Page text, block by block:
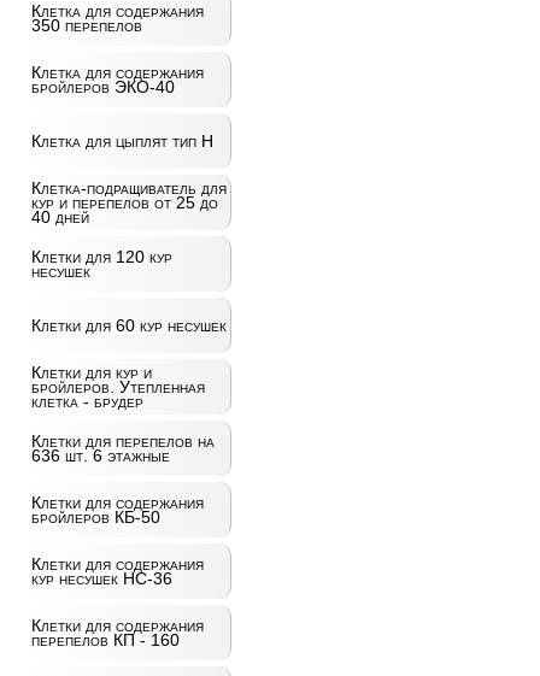
Клетка для содержания
350 перепелов
Клетка для содержания
бройлеров ЭКО-40
Клетка для цыплят тип Н
Клетка-подращиватель для
кур и перепелов от 25 до
40 дней
Клетки для 120 кур
несушек
Клетки для 60 кур несушек
Клетки для кур и
бройлеров. Утепленная
клетка - брудер
Клетки для перепелов на
636 шт. 6 этажные
Клетки для содержания
бройлеров КБ-50
Клетки для содержания
кур несушек НС-36
Клетки для содержания
перепелов КП - 160